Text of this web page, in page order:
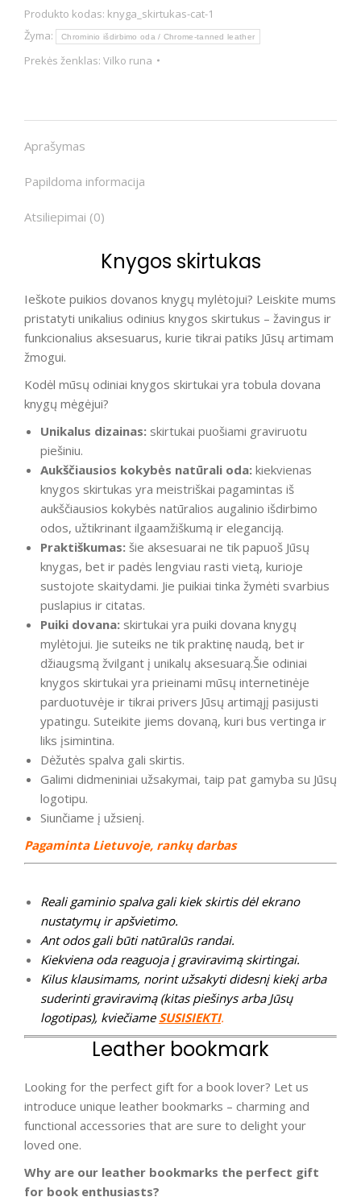
Produkto kodas: knyga_skirtukas-cat-1
Žyma:
Chrominio išdirbimo oda / Chrome-tanned leather
Prekės ženklas: Vilko runa
Aprašymas
Papildoma informacija
Atsiliepimai (0)
Knygos skirtukas
Ieškote puikios dovanos knygų mylėtojui? Leiskite mums
pristatyti unikalius odinius knygos skirtukus – žavingus ir
funkcionalius aksesuarus, kurie tikrai patiks Jūsų artimam
žmogui.
Kodėl mūsų odiniai knygos skirtukai yra tobula dovana
knygų mėgėjui?
Unikalus dizainas: skirtukai puošiami graviruotu
piešiniu.
Aukščiausios kokybės natūrali oda: kiekvienas
knygos skirtukas yra meistriškai pagamintas iš
aukščiausios kokybės natūralios augalinio išdirbimo
odos, užtikrinant ilgaamžiškumą ir eleganciją.
Praktiškumas: šie aksesuarai ne tik papuoš Jūsų
knygas, bet ir padės lengviau rasti vietą, kurioje
sustojote skaitydami. Jie puikiai tinka žymėti svarbius
puslapius ir citatas.
Puiki dovana: skirtukai yra puiki dovana knygų
mylėtojui. Jie suteiks ne tik praktinę naudą, bet ir
džiaugsmą žvilgant į unikalų aksesuarą.Šie odiniai
knygos skirtukai yra prieinami mūsų internetinėje
parduotuvėje ir tikrai privers Jūsų artimąjį pasijusti
ypatingu. Suteikite jiems dovaną, kuri bus vertinga ir
liks įsimintina.
Dėžutės spalva gali skirtis.
Galimi didmeniniai užsakymai, taip pat gamyba su Jūsų
logotipu.
Siunčiame į užsienį.
Pagaminta Lietuvoje, rankų darbas
Reali gaminio spalva gali kiek skirtis dėl ekrano
nustatymų ir apšvietimo.
Ant odos gali būti natūralūs randai.
Kiekviena oda reaguoja į graviravimą skirtingai.
Kilus klausimams, norint užsakyti didesnį kiekį arba
suderinti graviravimą (kitas piešinys arba Jūsų
logotipas), kviečiame SUSISIEKTI.
Leather bookmark
Looking for the perfect gift for a book lover? Let us
introduce unique leather bookmarks – charming and
functional accessories that are sure to delight your
loved one.
Why are our leather bookmarks the perfect gift
for book enthusiasts?